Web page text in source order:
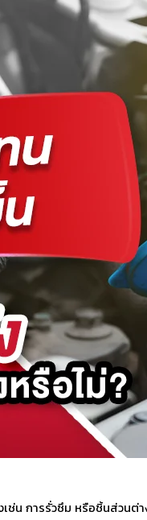
ช่น การรั่วซึม หรือชิ้นส่วน